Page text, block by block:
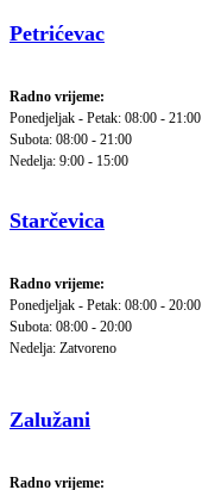
Petrićevac
Radno vrijeme:
Ponedjeljak - Petak: 08:00 - 21:00
Subota: 08:00 - 21:00
Nedelja: 9:00 - 15:00
Starčevica
Radno vrijeme:
Ponedjeljak - Petak: 08:00 - 20:00
Subota: 08:00 - 20:00
Nedelja: Zatvoreno
Zalužani
Radno vrijeme: